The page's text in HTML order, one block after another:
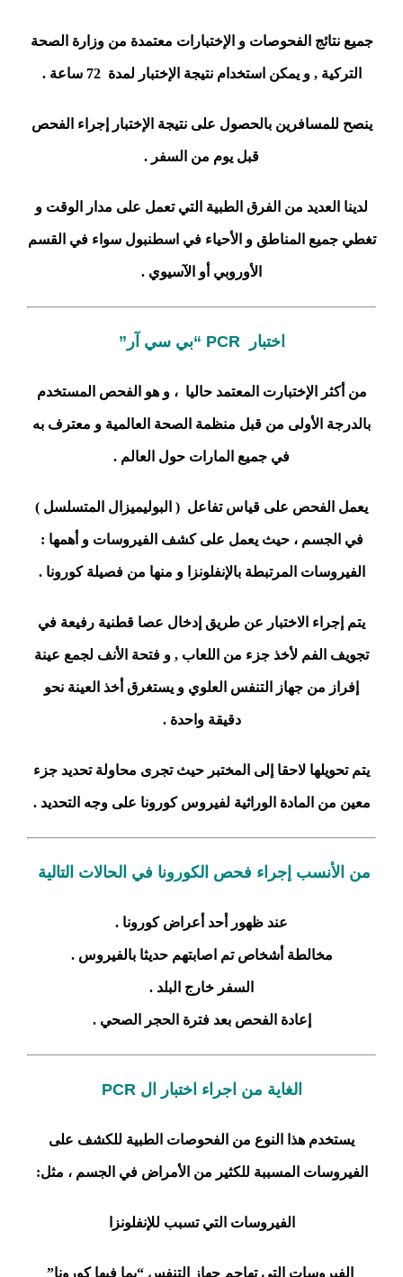
جميع نتائج الفحوصات و الإختبارات معتمدة من وزارة الصحة
التركية , و يمكن استخدام نتيجة الإختبار لمدة 72 ساعة .
ينصح للمسافرين بالحصول على نتيجة الإختبار إجراء الفحص
قبل يوم من السفر .
لدينا العديد من الفرق الطبية التي تعمل على مدار الوقت و
تغطي جميع المناطق و الأحياء في اسطنبول سواء في القسم
الأوروبي أو الآسيوي .
اختبار PCR “بي سي آر”
من أكثر الإختبارت المعتمد حاليا ، و هو الفحص المستخدم
بالدرجة الأولى من قبل منظمة الصحة العالمية و معترف به
في جميع المارات حول العالم .
يعمل الفحص على قياس تفاعل ( البوليميزال المتسلسل )
في الجسم ، حيث يعمل على كشف الفيروسات و أهمها :
الفيروسات المرتبطة بالإنفلونزا و منها من فصيلة كورونا .
يتم إجراء الاختبار عن طريق إدخال عصا قطنية رفيعة في
تجويف الفم لأخذ جزء من اللعاب , و فتحة الأنف لجمع عينة
إفراز من جهاز التنفس العلوي و يستغرق أخذ العينة نحو
دقيقة واحدة .
يتم تحويلها لاحقا إلى المختبر حيث تجرى محاولة تحديد جزء
معين من المادة الوراثية لفيروس كورونا على وجه التحديد .
من الأنسب إجراء فحص الكورونا في الحالات التالية
عند ظهور أحد أعراض كورونا .
مخالطة أشخاص تم اصابتهم حديثا بالفيروس .
السفر خارج البلد .
إعادة الفحص بعد فترة الحجر الصحي .
الغاية من اجراء اختبار ال PCR
يستخدم هذا النوع من الفحوصات الطبية للكشف على
الفيروسات المسببة للكثير من الأمراض في الجسم ، مثل:
الفيروسات التي تسبب للإنفلونزا
الفيروسات التي تهاجم جهاز التنفس “بما فيها كورونا”